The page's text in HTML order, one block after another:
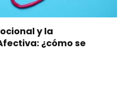
y la
¿cómo se